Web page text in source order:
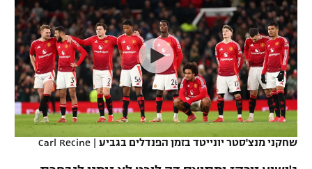
VOD
רץ ברשת
תוצאות
נבחרת ישראל
מכבי חיפה
בית"ר ירושלים
מכבי תל אביב
הפועל תל אביב
ליגה ספרדית
ליגה איטלקית
ליגה צרפתית
ליגה הולנדית
ליגה טורקית
כדורסל נשים
מכבי תל אביב
הפועל חולון
הפועל ירושלים
דני אבדיה
יורוליג
יורוקאפ
טניס
כדוריד
כדורעף
שחייה
שחקני מנצ'סטר יונייטד בזמן הפנדלים בגביע |
Carl Recine